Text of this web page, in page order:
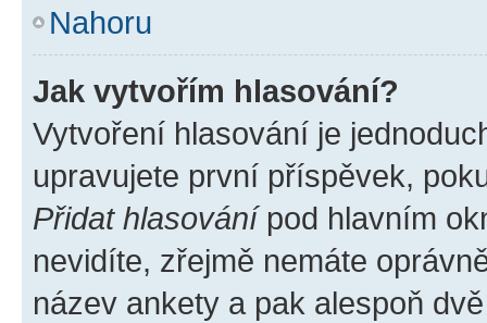
Nahoru
Jak vytvořím hlasování?
Vytvoření hlasování je
upravujete první příspěvek,
Přidat hlasovánípod hlavním
nevidíte, zřejmě nemáte
název ankety a pak alespoň